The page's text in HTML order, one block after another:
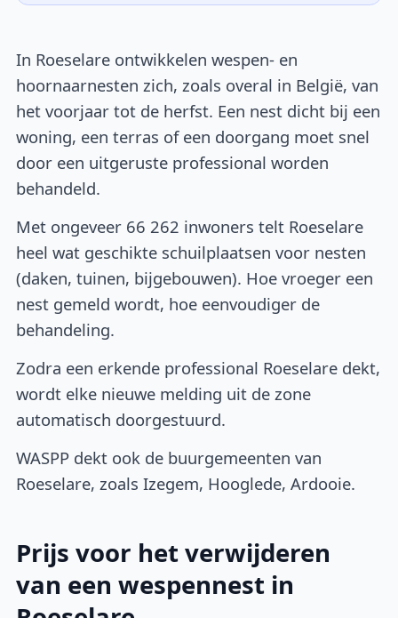
In Roeselare ontwikkelen wespen- en
hoornaarnesten zich, zoals overal in België, van
het voorjaar tot de herfst. Een nest dicht bij een
woning, een terras of een doorgang moet snel
door een uitgeruste professional worden
behandeld.
Met ongeveer 66 262 inwoners telt Roeselare
heel wat geschikte schuilplaatsen voor nesten
(daken, tuinen, bijgebouwen). Hoe vroeger een
nest gemeld wordt, hoe eenvoudiger de
behandeling.
Zodra een erkende professional Roeselare dekt,
wordt elke nieuwe melding uit de zone
automatisch doorgestuurd.
WASPP dekt ook de buurgemeenten van
Roeselare, zoals Izegem, Hooglede, Ardooie.
Prijs voor het verwijderen
van een wespennest in